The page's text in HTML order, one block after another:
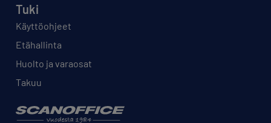
Tuki
Käyttöohjeet
Etähallinta
Huolto ja varaosat
Takuu